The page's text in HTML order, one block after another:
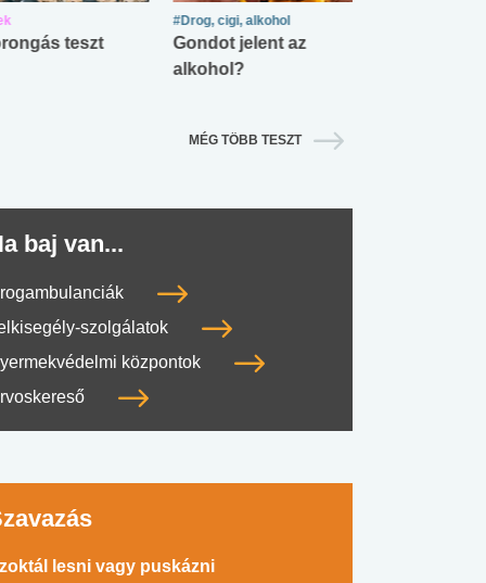
teszt
#Drog, cigi, alkohol
Gondot jelent az
alkohol?
MÉG TÖBB TESZT
baj van...
szolgálatok
központok
lesni vagy puskázni